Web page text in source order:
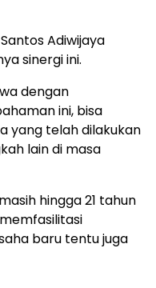
Adiwijaya
sinergi ini.
dengan
ini, bisa
yang telah dilakukan
lain di masa
hingga 21 tahun
baru tentu juga